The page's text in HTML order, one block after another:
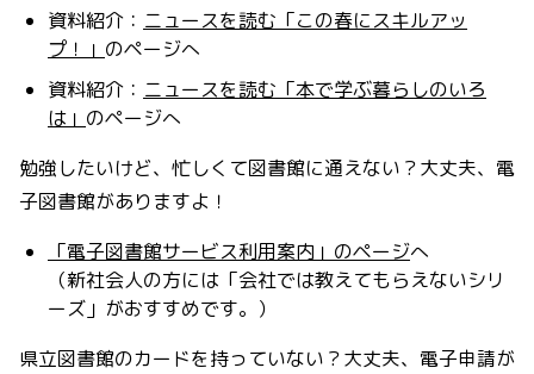
資料紹介： ニュースを読む「この春にスキルアッ
プ！」 のページへ
資料紹介： ニュースを読む「本で学ぶ暮らしのいろ
は」 のページへ
勉強したいけど、忙しくて図書館に通えない？大丈夫、電
子図書館がありますよ！
「電子図書館サービス利用案内」のページへ
（新社会人の方には「会社では教えてもらえないシリ
ーズ」がおすすめです。）
県立図書館のカードを持っていない？大丈夫、電子申請が